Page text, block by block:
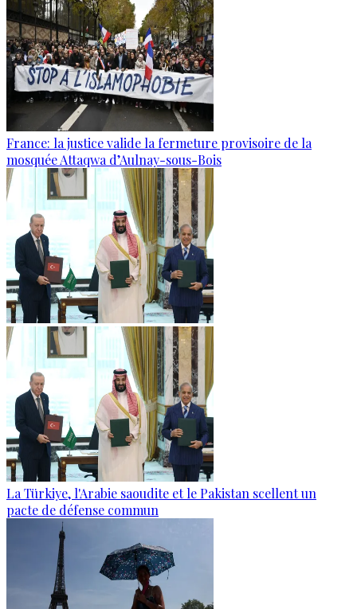
France: la justice valide la fermeture provisoire de la
mosquée Attaqwa d’Aulnay-sous-Bois
La Türkiye, l'Arabie saoudite et le Pakistan scellent un
pacte de défense commun